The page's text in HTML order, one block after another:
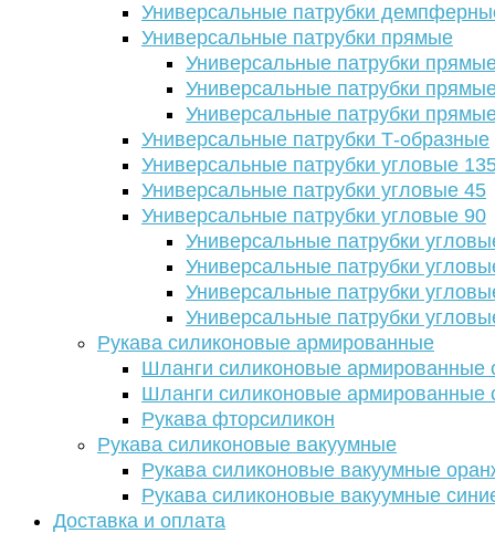
Универсальные патрубки
Универсальные патрубки прямые
Универсальные патрубки
Универсальные патрубки
Универсальные патрубки
Универсальные патрубки Т-образные
Универсальные патрубки угловые
Универсальные патрубки угловые 45
Универсальные патрубки угловые 90
Универсальные патрубки
Универсальные патрубки
Универсальные патрубки
Универсальные патрубки
Рукава силиконовые армированные
Шланги силиконовые армированные
Шланги силиконовые армированные
Рукава фторсиликон
Рукава силиконовые вакуумные
Рукава силиконовые вакуумные
Рукава силиконовые вакуумные
Доставка и оплата